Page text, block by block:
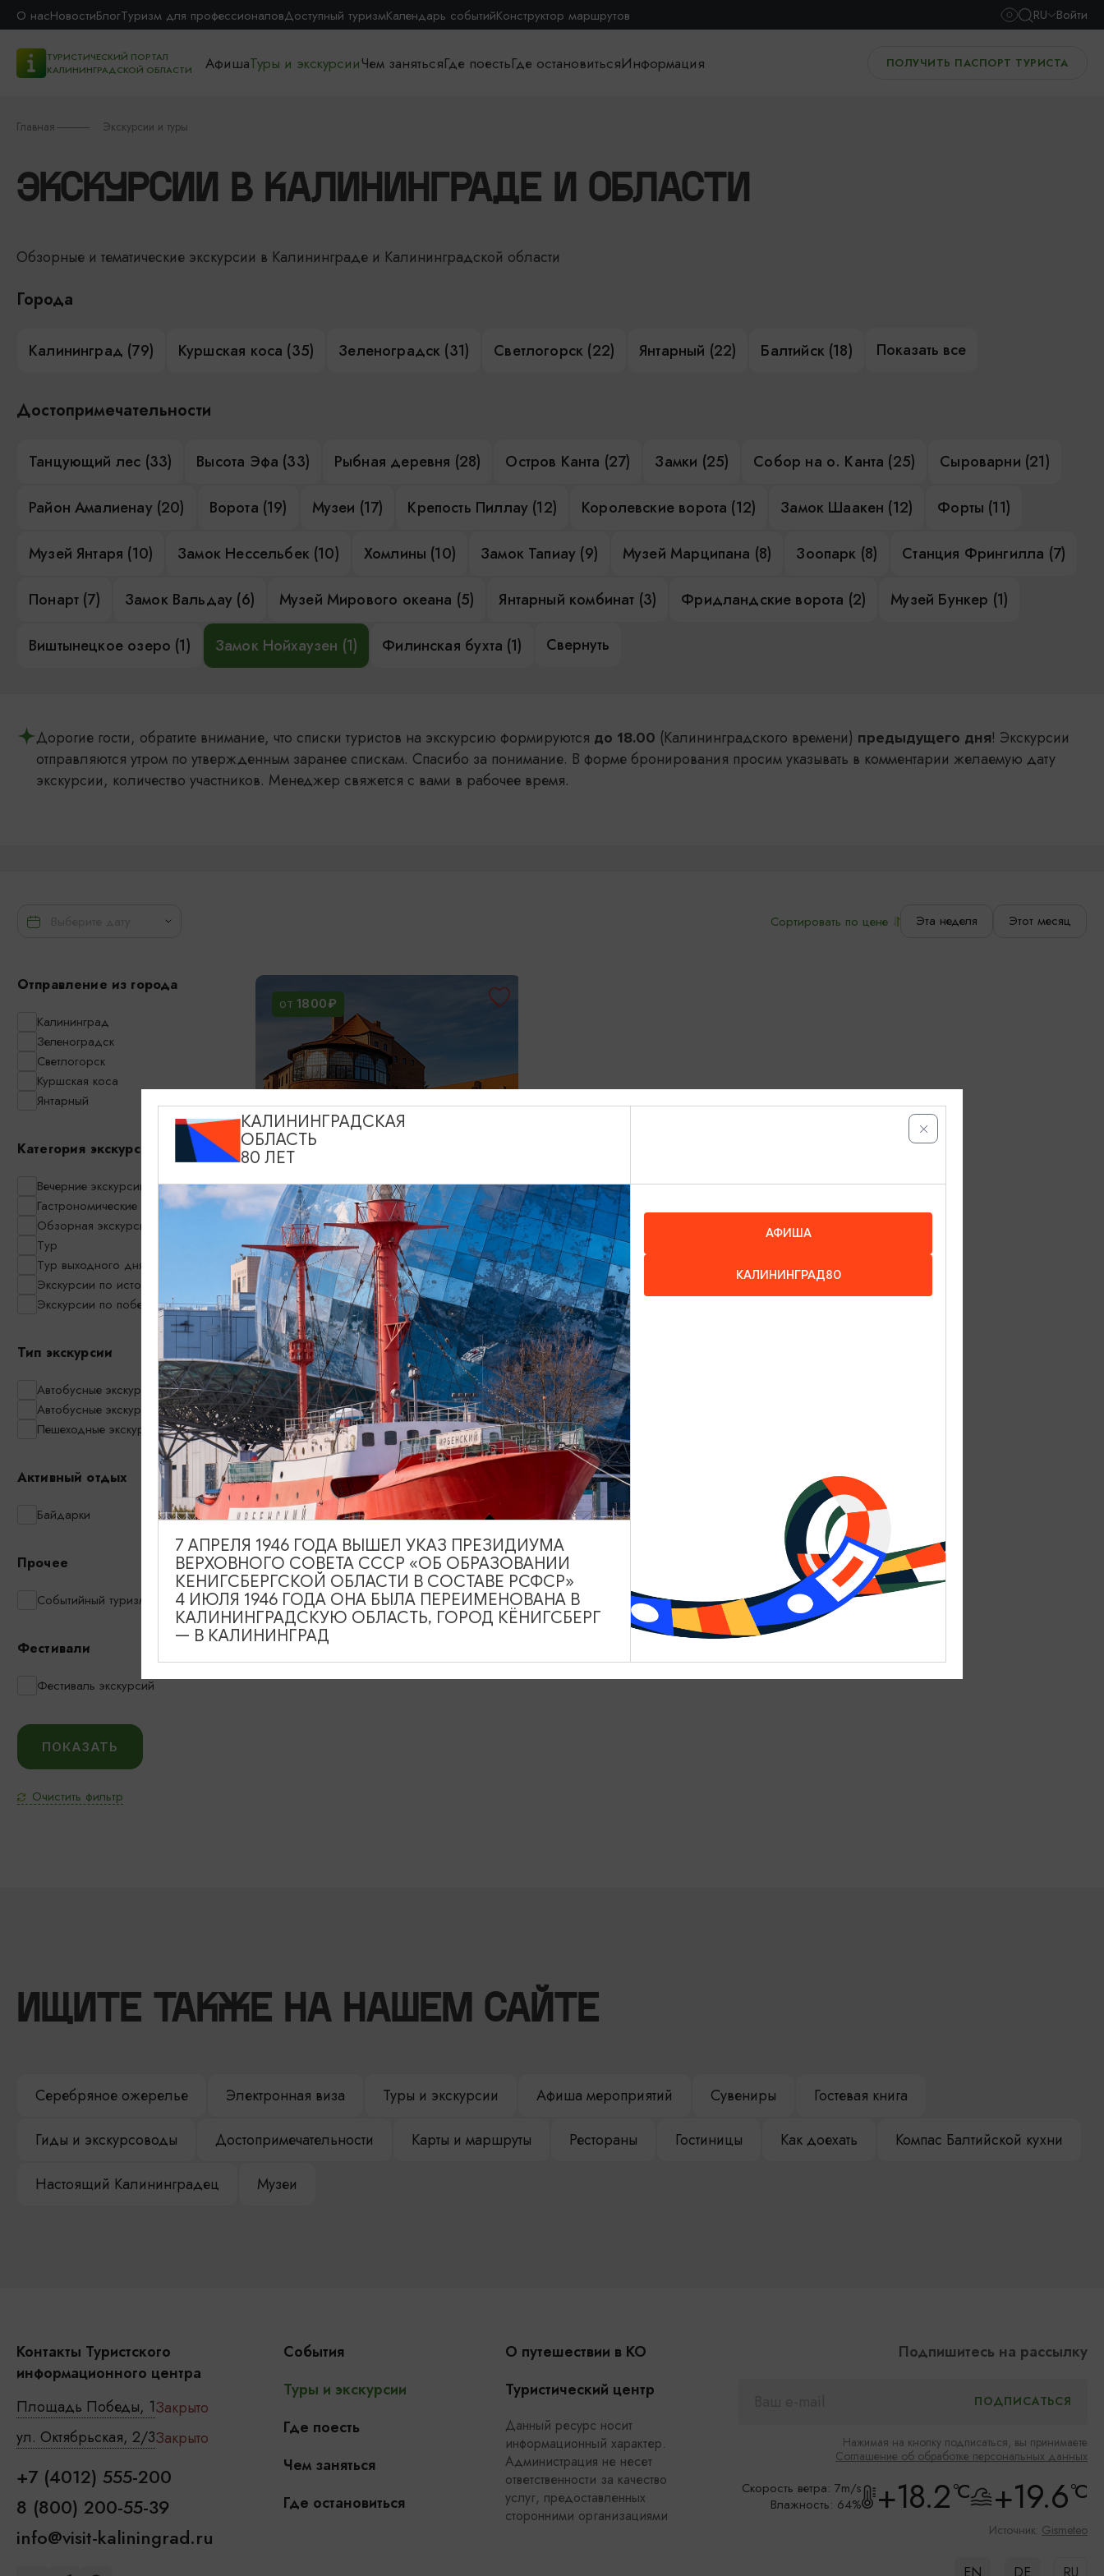
О насНовостиБлогТуризм для профессионаловДоступный туризмКалендарь событийКонструктор маршрутов RU Войти
ТУРИСТИЧЕСКИЙ ПОРТАЛ
КАЛИНИНГРАДСКОЙ ОБЛАСТИ
АфишаТуры и экскурсииЧем занятьсяГде поестьГде остановитьсяИнформация ПОЛУЧИТЬ ПАСПОРТ ТУРИСТА
Главная Экскурсии и туры
ЭКСКУРСИИ В КАЛИНИНГРАДЕ И ОБЛАСТИ
Обзорные и тематические экскурсии в Калининграде и Калининградской области
Города
Калининград (79) Куршская коса (35) Зеленоградск (31) Светлогорск (22) Янтарный (22) Балтийск (18) Показать все
Достопримечательности
Танцующий лес (33) Высота Эфа (33) Рыбная деревня (28) Остров Канта (27) Замки (25) Собор на о. Канта (25) Сыроварни (21)
Район Амалиенау (20) Ворота (19) Музеи (17) Крепость Пиллау (12) Королевские ворота (12) Замок Шаакен (12) Форты (11)
Музей Янтаря (10) Замок Нессельбек (10) Хомлины (10) Замок Тапиау (9) Музей Марципана (8) Зоопарк (8) Станция Фрингилла (7)
Понарт (7) Замок Вальдау (6) Музей Мирового океана (5) Янтарный комбинат (3) Фридландские ворота (2) Музей Бункер (1)
Виштынецкое озеро (1) Замок Нойхаузен (1) Филинская бухта (1) Свернуть
Дорогие гости, обратите внимание, что списки туристов на экскурсию формируются до 18.00 (Калининградского времени) предыдущего дня! Экскурсии
отправляются утром по утвержденным заранее спискам. Спасибо за понимание. В форме бронирования просим указывать в комментарии желаемую дату
экскурсии, количество участников. Менеджер свяжется с вами в рабочее время.
Сортировать по цене Эта неделя Этот месяц
Отправление из города
Калининград
Зеленоградск
Светлогорск
Куршская коса
Янтарный
Категория экскурсии
Вечерние экскурсии
Гастрономические экскурсии
Обзорная экскурсия по Калининграду
Тур
Тур выходного дня
Экскурсии по историческим местам
Экскурсии по побережью
Тип экскурсии
Автобусные экскурсии
Автобусные экскурсии в мини-группах
Пешеходные экскурсии
Активный отдых
Байдарки
Прочее
Событийный туризм
Фестивали
Фестиваль экскурсий
ОТ 1800₽
Куршская коса: Танцующий
лес, Высота Эфа + замок
«Нойхаузен»
09:00 8 ЧАСОВ
ИЩИТЕ ТАКЖЕ НА НАШЕМ САЙТЕ
Серебряное ожерелье Электронная виза Туры и экскурсии Афиша мероприятий Сувениры Гостевая книга
Гиды и экскурсоводы Достопримечательности Карты и маршруты Рестораны Гостиницы Как доехать Компас Балтийской кухни
Настоящий Калининградец Музеи
Контакты Туристского
информационного центра
Площадь Победы, 1Закрыто
ул. Октябрьская, 2/3Закрыто
+7 (4012) 555-200
8 (800) 200-55-39
info@visit-kaliningrad.ru
События
Туры и экскурсии
Где поесть
Чем заняться
Где остановиться
О путешествии в КО
Туристический центр
Данный ресурс носит
информационный характер.
Администрация не несет
ответственности за качество
услуг, предоставленных
сторонними организациями
Подпишитесь на рассылку
Нажимая на кнопку подписаться, вы принимаете
Соглашение об обработке персональных данных
Скорость ветра: 7m/s
Влажность: 64%
+18.2°C +19.6°C
Источник: Gismeteo
КАЛИНИНГРАДСКАЯ
ОБЛАСТЬ
80 ЛЕТ
АФИША
КАЛИНИНГРАД80
7 АПРЕЛЯ 1946 ГОДА ВЫШЕЛ УКАЗ ПРЕЗИДИУМА
ВЕРХОВНОГО СОВЕТА СССР «ОБ ОБРАЗОВАНИИ
КЕНИГСБЕРГСКОЙ ОБЛАСТИ В СОСТАВЕ РСФСР»
4 ИЮЛЯ 1946 ГОДА ОНА БЫЛА ПЕРЕИМЕНОВАНА В
КАЛИНИНГРАДСКУЮ ОБЛАСТЬ, ГОРОД КЁНИГСБЕРГ
— В КАЛИНИНГРАД